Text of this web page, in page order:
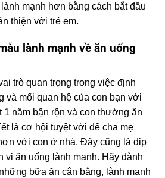
mạnh hơn bằng cách bắt đầu
thiện với trẻ em.
lành mạnh về ăn uống
trò quan trọng trong việc định
và mối quan hệ của con bạn với
1 năm bận rộn và con thường ăn
là cơ hội tuyệt vời để cha mẹ
với con ở nhà. Đây cũng là dịp
vi ăn uống lành mạnh. Hãy dành
bữa ăn cân bằng, lành mạnh